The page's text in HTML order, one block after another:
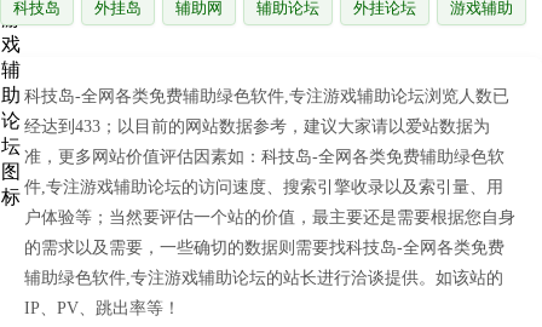
科技岛 外挂岛 辅助网 辅助论坛 外挂论坛 游戏辅助
科技岛-全网各类免费辅助绿色软件,专注游戏辅助论坛浏览人数已
经达到433；以目前的网站数据参考，建议大家请以爱站数据为
准，更多网站价值评估因素如：科技岛-全网各类免费辅助绿色软
件,专注游戏辅助论坛的访问速度、搜索引擎收录以及索引量、用
户体验等；当然要评估一个站的价值，最主要还是需要根据您自身
的需求以及需要，一些确切的数据则需要找科技岛-全网各类免费
辅助绿色软件,专注游戏辅助论坛的站长进行洽谈提供。如该站的
IP、PV、跳出率等！